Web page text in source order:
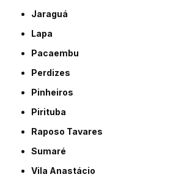
Jaraguá
Lapa
Pacaembu
Perdizes
Pinheiros
Pirituba
Raposo Tavares
Sumaré
Vila Anastácio